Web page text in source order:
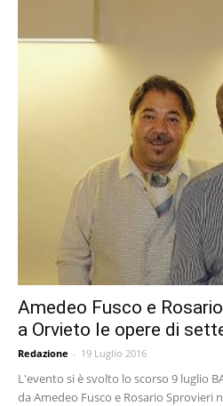
Amedeo Fusco e
a Orvieto le opere di
Redazione - 19 Luglio 2016
L'evento si è svolto lo scorso 9 luglio
da Amedeo Fusco e Rosario Sprovieri